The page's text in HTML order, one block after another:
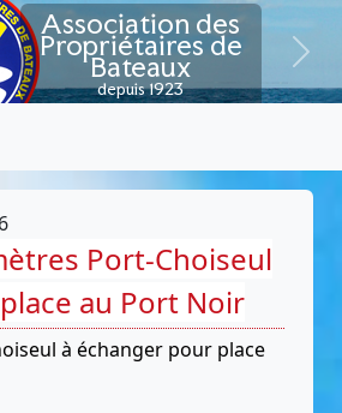
Association des
Propriétaires de
Bateaux
depuis 1923
Next
Port-Choiseul
au Port Noir
à échanger pour place